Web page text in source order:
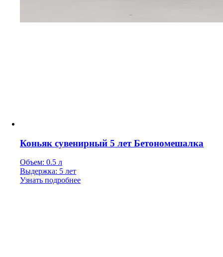
Коньяк сувенирный 5 лет Бетономешалка
Объем: 0.5 л
Выдержка: 5 лет
Узнать подробнее